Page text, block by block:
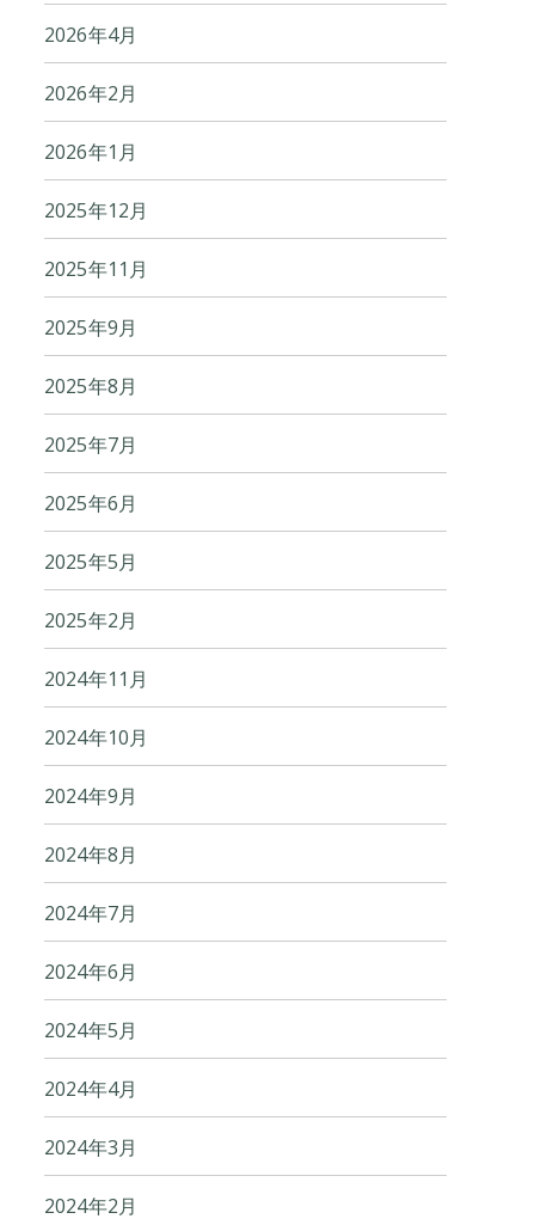
2026年4月
2026年2月
2026年1月
2025年12月
2025年11月
2025年9月
2025年8月
2025年7月
2025年6月
2025年5月
2025年2月
2024年11月
2024年10月
2024年9月
2024年8月
2024年7月
2024年6月
2024年5月
2024年4月
2024年3月
2024年2月